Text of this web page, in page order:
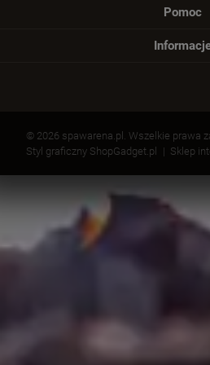
Pomoc
© 2026 spawarena.pl. Wszelkie prawa
Styl graficzny ShopGadget.pl
Sklep